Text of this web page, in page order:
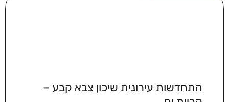
התחדשות עירונית שיכון צבא קבע –